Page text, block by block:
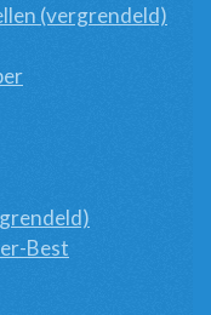
(vergrendeld)
Best